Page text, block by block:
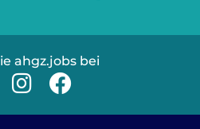
ahgz.jobs bei